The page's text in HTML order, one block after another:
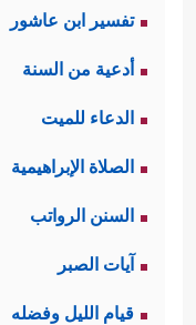
تفسير ابن عاشور
أدعية من السنة
الدعاء للميت
الصلاة الإبراهيمية
السنن الرواتب
آيات الصبر
قيام الليل وفضله